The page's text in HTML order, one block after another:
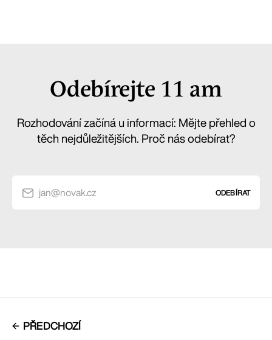
Odebírejte 11 am
Rozhodování začíná u informací: Mějte přehled o
těch nejdůležitějších. Proč nás odebírat?
jan@novak.cz ODEBÍRAT
PŘEDCHOZÍ